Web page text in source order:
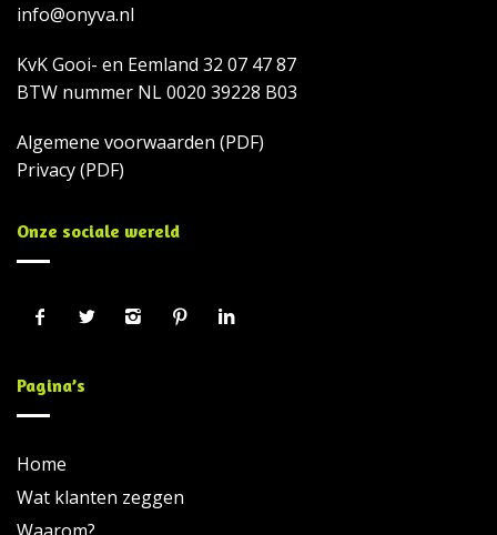
info@onyva.nl
KvK Gooi- en Eemland 32 07 47 87
BTW nummer NL 0020 39228 B03
Algemene voorwaarden (PDF)
Privacy(PDF)
Onze sociale wereld
Pagina’s
Home
Wat klanten zeggen